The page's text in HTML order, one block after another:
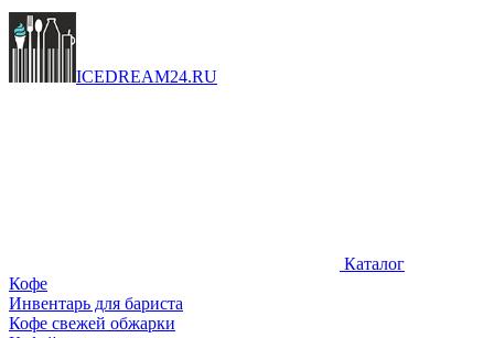
ICEDREAM24.RU
Каталог
Кофе
Инвентарь для бариста
Кофе свежей обжарки